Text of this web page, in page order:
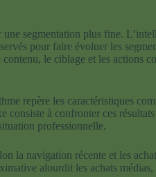
segmentation plus fine.
pour faire évoluer les
le ciblage et les actions
repère les caractéristiques
à confronter ces
professionnelle.
la navigation récente et les
alourdit les achats